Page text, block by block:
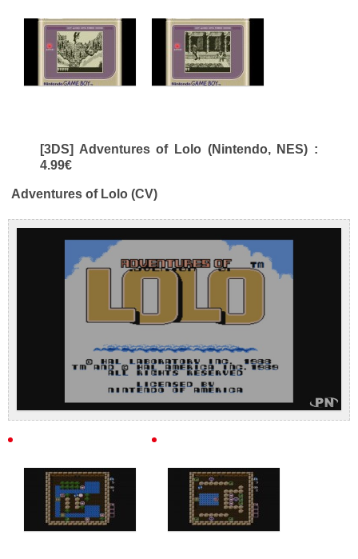
[3DS] Adventures of Lolo (Nintendo, NES) :
4.99€
Adventures of Lolo (CV)